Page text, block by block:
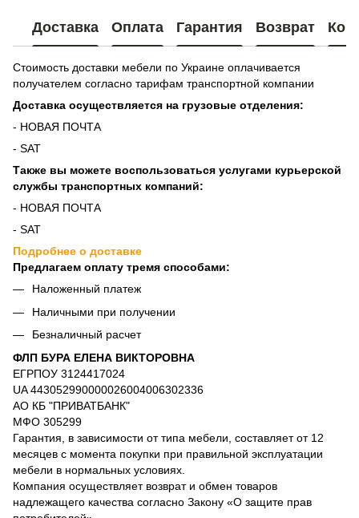
Доставка Оплата Гарантия Возврат
Стоимость доставки мебели по Украине оплачивается
получателем согласно тарифам транспортной компании
Доставка осуществляется на грузовые отделения:
- НОВАЯ ПОЧТА
- SAT
Также вы можете воспользоваться услугами курьерской
службы транспортных компаний:
- НОВАЯ ПОЧТА
- SAT
Подробнее о доставке
Предлагаем оплату тремя способами:
Наложенный платеж
Наличными при получении
Безналичный расчет
ФЛП БУРА ЕЛЕНА ВИКТОРОВНА
ЕГРПОУ 3124417024
UA 443052990000026004006302336
АО КБ "ПРИВАТБАНК"
МФО 305299
Гарантия, в зависимости от типа мебели, составляет от 12
месяцев с момента покупки при правильной эксплуатации
мебели в нормальных условиях.
Компания осуществляет возврат и обмен товаров
надлежащего качества согласно Закону «О защите прав